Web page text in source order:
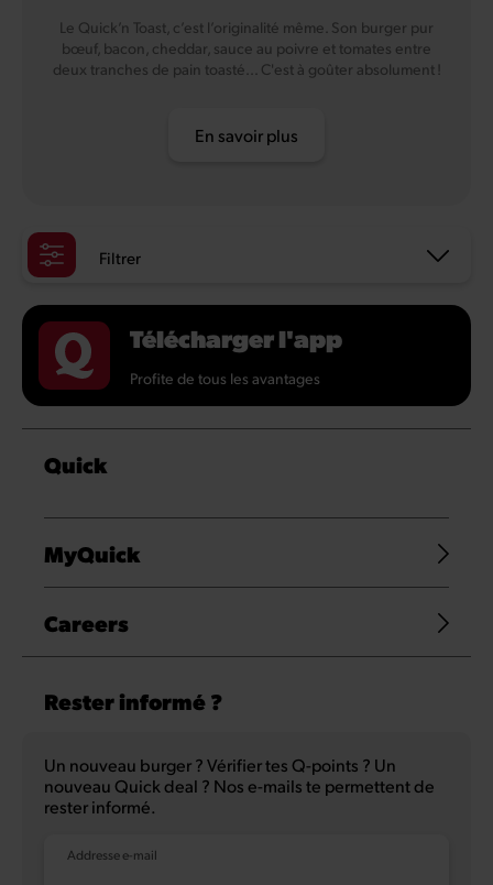
Le Quick’n Toast, c’est l’originalité même. Son burger pur
bœuf, bacon, cheddar, sauce au poivre et tomates entre
deux tranches de pain toasté... C'est à goûter absolument !
En savoir plus
Filtrer
Télécharger l'app
Profite de tous les avantages
Quick
MyQuick
Careers
Rester informé ?
Un nouveau burger ? Vérifier tes Q-points ? Un
nouveau Quick deal ? Nos e-mails te permettent de
rester informé.
Addresse e-mail